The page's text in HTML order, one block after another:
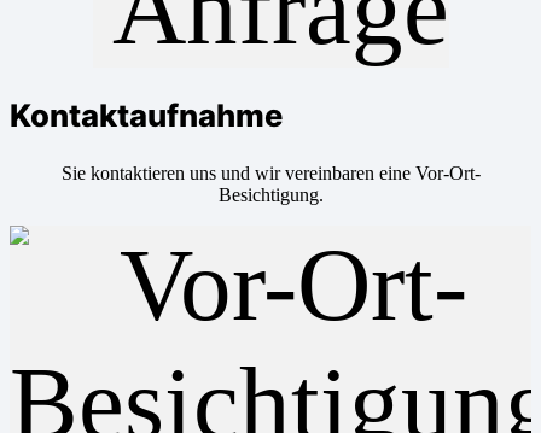
Kontaktaufnahme
Sie kontaktieren uns und wir vereinbaren eine Vor-Ort-
Besichtigung.